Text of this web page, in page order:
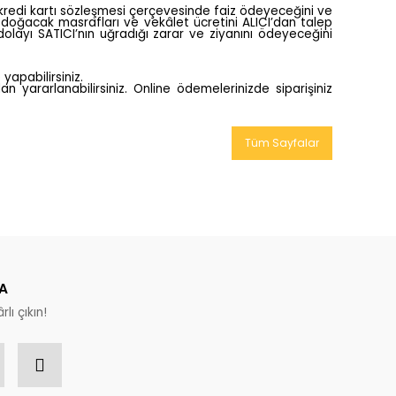
kartı sözleşmesi çerçevesinde faiz ödeyeceğini ve
masrafları ve vekâlet ücretini ALICI’dan talep
SATICI’nın uğradığı zarar ve ziyanını ödeyeceğini
yapabilirsiniz.
yararlanabilirsiniz. Online ödemelerinizde siparişiniz
Tüm Sayfalar
çıkın!